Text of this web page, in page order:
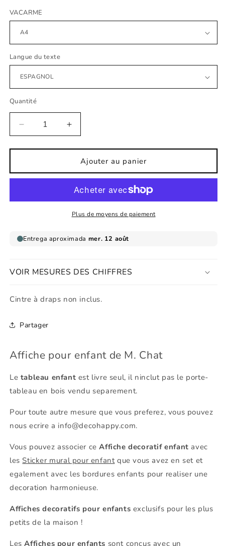
VACARME
Langue du texte
Quantité
Réduire
la
quantité
Affiche
pour
M.
Augmenter
la
quantité
Affiche
pour
enfant
M.
Cat
Ajouter au panier
Plus de moyens de paiement
VOIR MESURES DES CHIFFRES
Cintre à draps non inclus.
Partager
Affiche pour enfant de M. Chat
Le tableau enfant est livre seul, il ninclut pas le porte-
tableau en bois vendu separement.
Pour toute autre mesure que vous preferez, vous pouvez
nous ecrire a info@decohappy.com.
Vous pouvez associer ceAffiche decoratif enfant avec
lesSticker mural pour enfantque vous avez en set et
egalement avec les bordures enfants pour realiser une
decoration harmonieuse.
Affiches decoratifs pour enfants exclusifs pour les plus
petits de la maison !
LesAffiches pour enfants sont conçus avec un